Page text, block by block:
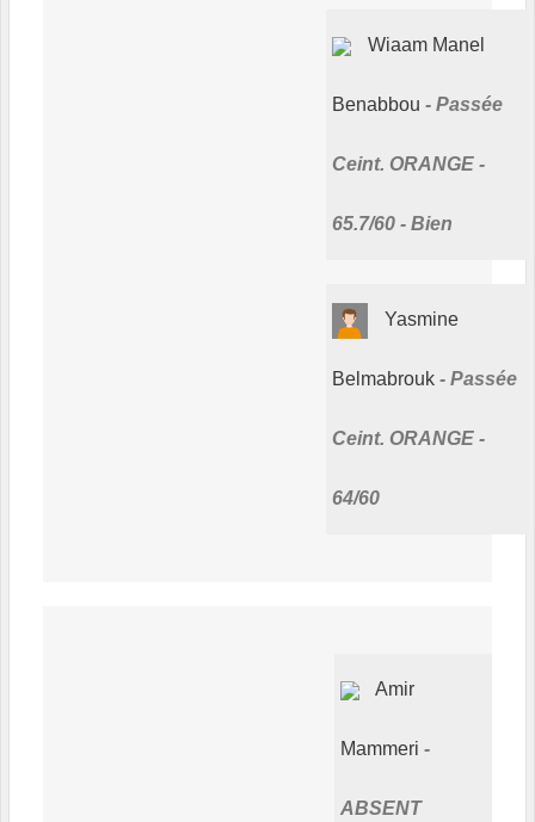
Wiaam Manel
Benabbou Passée
Ceint. ORANGE -
65.7/60 - Bien
Yasmine
Belmabrouk Passée
Ceint. ORANGE -
64/60
Amir
Mammeri
ABSENT